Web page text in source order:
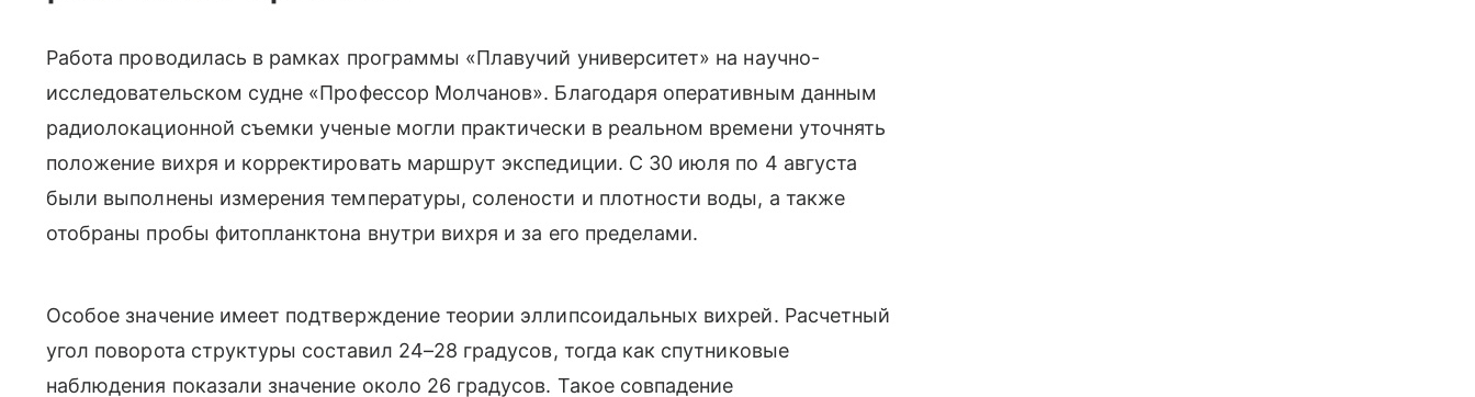
Работа проводилась в рамках программы «Плавучий университет» на научно-
исследовательском судне «Профессор Молчанов». Благодаря оперативным данным
радиолокационной съемки ученые могли практически в реальном времени уточнять
положение вихря и корректировать маршрут экспедиции. С 30 июля по 4 августа
были выполнены измерения температуры, солености и плотности воды, а также
отобраны пробы фитопланктона внутри вихря и за его пределами.
Особое значение имеет подтверждение теории эллипсоидальных вихрей. Расчетный
угол поворота структуры составил 24–28 градусов, тогда как спутниковые
наблюдения показали значение около 26 градусов. Такое совпадение